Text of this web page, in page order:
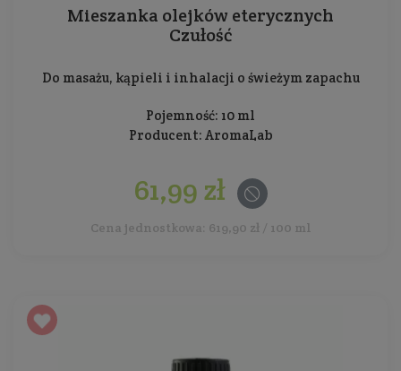
Mieszanka olejków eterycznych
Czułość
Do masażu, kąpieli i inhalacji o świeżym zapachu
Pojemność: 10 ml
Producent: AromaLab
61,99 zł
Cena jednostkowa: 619,90 zł / 100 ml